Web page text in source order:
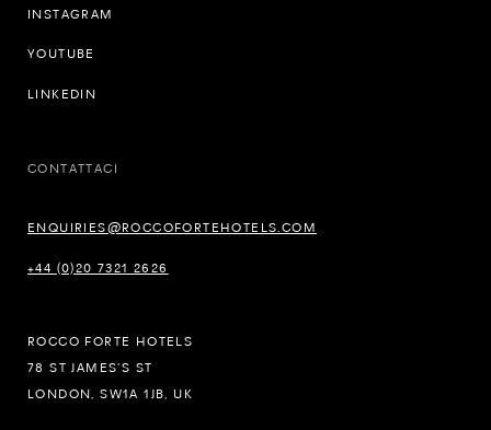
INSTAGRAM
YOUTUBE
LINKEDIN
CONTATTACI
ENQUIRIES@ROCCOFORTEHOTELS.COM
+44 (0)20 7321 2626
ROCCO FORTE HOTELS
78 ST JAMES’S ST
LONDON, SW1A 1JB, UK